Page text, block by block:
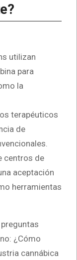
utilizan
para
la
terapéuticos
de
centros de
aceptación
herramientas
¿Cómo
cannábica